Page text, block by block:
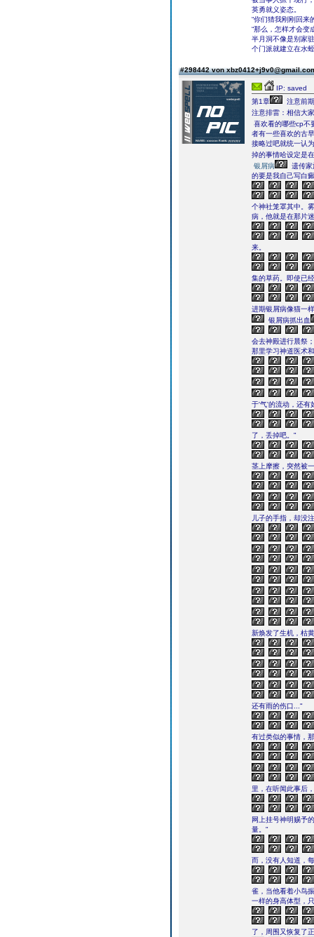
英勇就义姿态。
“你们猜我刚刚回来
“那么，怎样才会变
半月洞不像是别家
个门派就建立在水
#298442 von
IP: saved
第1章
注意前
注意排雷：相信大
喜欢看的哪些cp不
者有一些喜欢的古
接略过吧就统一认
掉的事情哈设定是
银屑病
遗传家
的要是我自己写白
个神社笼罩其中。
病，他就是在那片
来。
集的草药。即使已
进期银屑病像猫一
银屑病抓出血
会去神殿进行晨祭
那里学习神道医术
于'气'的流动，还有
了，丢掉吧。"
茎上摩擦，突然被
儿子的手指，却没
新焕发了生机，枯
还有雨的伤口..."
有过类似的事情，
里，在听闻此事后
网上挂号神明赐予
量。"
而，没有人知道，
雀，当他看着小鸟
一样的身高体型，
了，周围又恢复了